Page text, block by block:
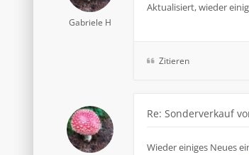
Gabriele H
Aktualisiert, wieder
Zitieren
Re: Sonderverkauf
Wieder einiges Neues